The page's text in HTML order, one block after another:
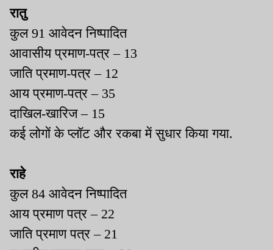
रातु
कुल 91 आवेदन निष्पादित
आवासीय प्रमाण-पत्र – 13
जाति प्रमाण-पत्र – 12
आय प्रमाण-पत्र – 35
दाखिल-खारिज – 15
कई लोगों के प्लॉट और रकबा में सुधार किया गया.
राहे
कुल 84 आवेदन निष्पादित
आय प्रमाण पत्र – 22
जाति प्रमाण पत्र – 21